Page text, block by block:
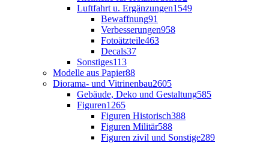
Luftfahrt u. Ergänzungen1549
Bewaffnung91
Verbesserungen958
Fotoätzteile463
Decals37
Sonstiges113
Modelle aus Papier88
Diorama- und Vitrinenbau2605
Gebäude, Deko und Gestaltung585
Figuren1265
Figuren Historisch388
Figuren Militär588
Figuren zivil und Sonstige289